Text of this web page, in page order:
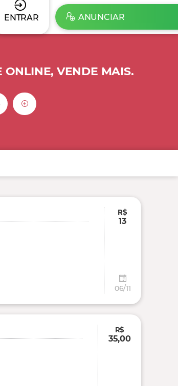
ENTRAR ANUNCIAR
ONLINE, VENDE MAIS.
R$
13
06/11
R$
35,00